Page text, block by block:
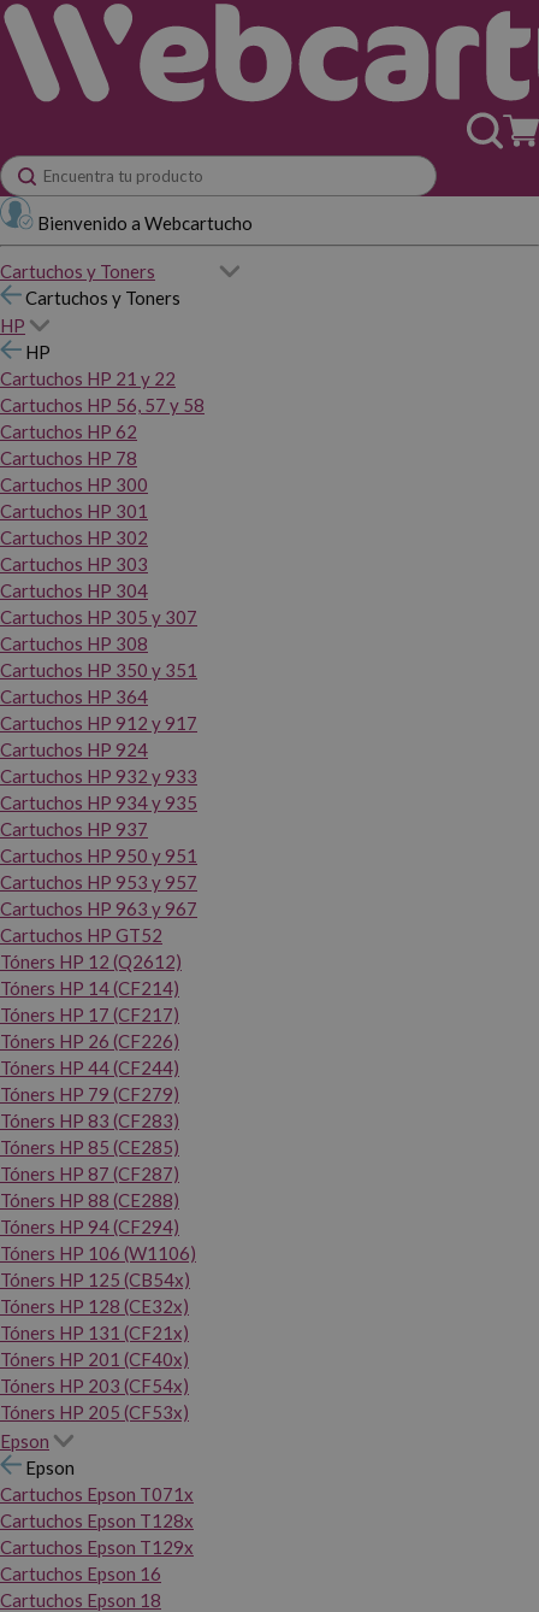
Bienvenido a Webcartucho
Cartuchos y Toners
Cartuchos y Toners
HP
HP
Cartuchos HP 21 y 22
Cartuchos HP 56, 57 y 58
Cartuchos HP 62
Cartuchos HP 78
Cartuchos HP 300
Cartuchos HP 301
Cartuchos HP 302
Cartuchos HP 303
Cartuchos HP 304
Cartuchos HP 305 y 307
Cartuchos HP 308
Cartuchos HP 350 y 351
Cartuchos HP 364
Cartuchos HP 912 y 917
Cartuchos HP 924
Cartuchos HP 932 y 933
Cartuchos HP 934 y 935
Cartuchos HP 937
Cartuchos HP 950 y 951
Cartuchos HP 953 y 957
Cartuchos HP 963 y 967
Cartuchos HP GT52
Tóners HP 12 (Q2612)
Tóners HP 14 (CF214)
Tóners HP 17 (CF217)
Tóners HP 26 (CF226)
Tóners HP 44 (CF244)
Tóners HP 79 (CF279)
Tóners HP 83 (CF283)
Tóners HP 85 (CE285)
Tóners HP 87 (CF287)
Tóners HP 88 (CE288)
Tóners HP 94 (CF294)
Tóners HP 106 (W1106)
Tóners HP 125 (CB54x)
Tóners HP 128 (CE32x)
Tóners HP 131 (CF21x)
Tóners HP 201 (CF40x)
Tóners HP 203 (CF54x)
Tóners HP 205 (CF53x)
Epson
Epson
Cartuchos Epson T071x
Cartuchos Epson T128x
Cartuchos Epson T129x
Cartuchos Epson 16
Cartuchos Epson 18